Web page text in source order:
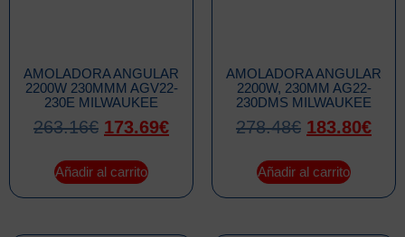
AMOLADORA ANGULAR
2200W 230MMM AGV22-
230E MILWAUKEE
263.16€ 173.69€
Añadir al carrito
AMOLADORA ANGULAR
2200W, 230MM AG22-
230DMS MILWAUKEE
278.48€ 183.80€
Añadir al carrito